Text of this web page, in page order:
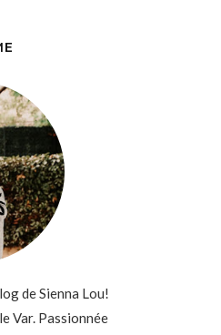
de Sienna Lou!
Var. Passionnée